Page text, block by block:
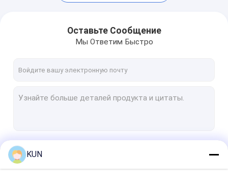
Оставьте Сообщение
Мы Ответим Быстро
KUN